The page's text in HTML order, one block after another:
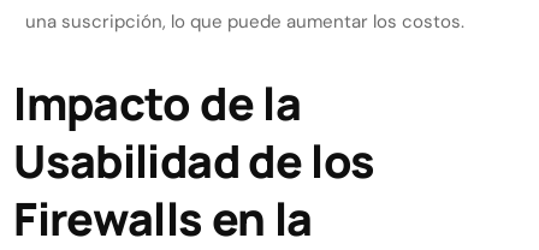
una suscripción, lo que puede aumentar los costos.
Impacto de la
Usabilidad de los
Firewalls en la